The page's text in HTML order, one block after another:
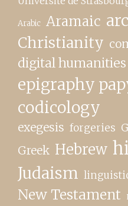
Arabic Aramaic
Christianity
digital humanities
epigraphy
codicology
exegesis forgeries
Greek Hebrew
Judaism
New Testament